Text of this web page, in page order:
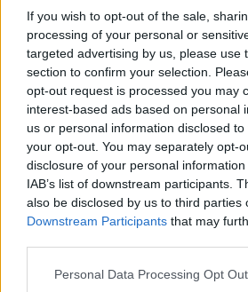
If you wish to opt-out of the sale,
processing of your personal or
targeted advertising by us, please use
section to confirm your selection.
opt-out request is processed you may
interest-based ads based on personal
us or personal information disclosed
your opt-out. You may separately opt-
disclosure of your personal
IAB’s list of downstream participants.
also be disclosed by us to third parties
Downstream Participants that may
Please note that this website/app uses
Personal Data Processing Opt
alexmark(@alexmark)
19 Απριλίου 2024 14:19
Ελπίζω να μείνουν λεφτά για καύσιμα και
στο τέλος και στις παρελάσεις θα τα
όπως στην Ινδία.
5 Reply
kosmo76(@kosmo76)
συμπεριλαμβανονται τα οπλα των